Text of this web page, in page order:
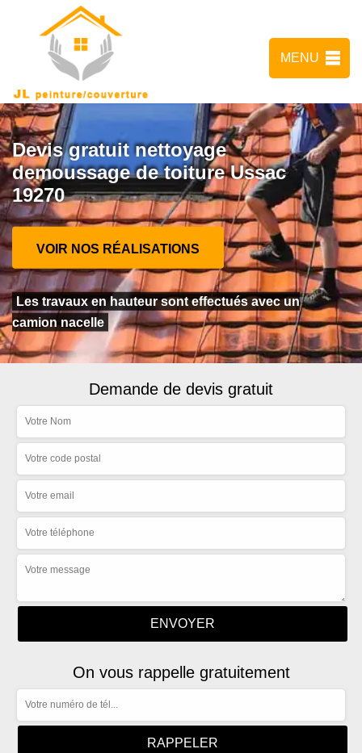
MENU
Devis gratuit nettoyage
demoussage de toiture Ussac
19270
VOIR NOS RÉALISATIONS
Les travaux en hauteur sont effectués avec un
camion nacelle
Demande de devis gratuit
On vous rappelle gratuitement